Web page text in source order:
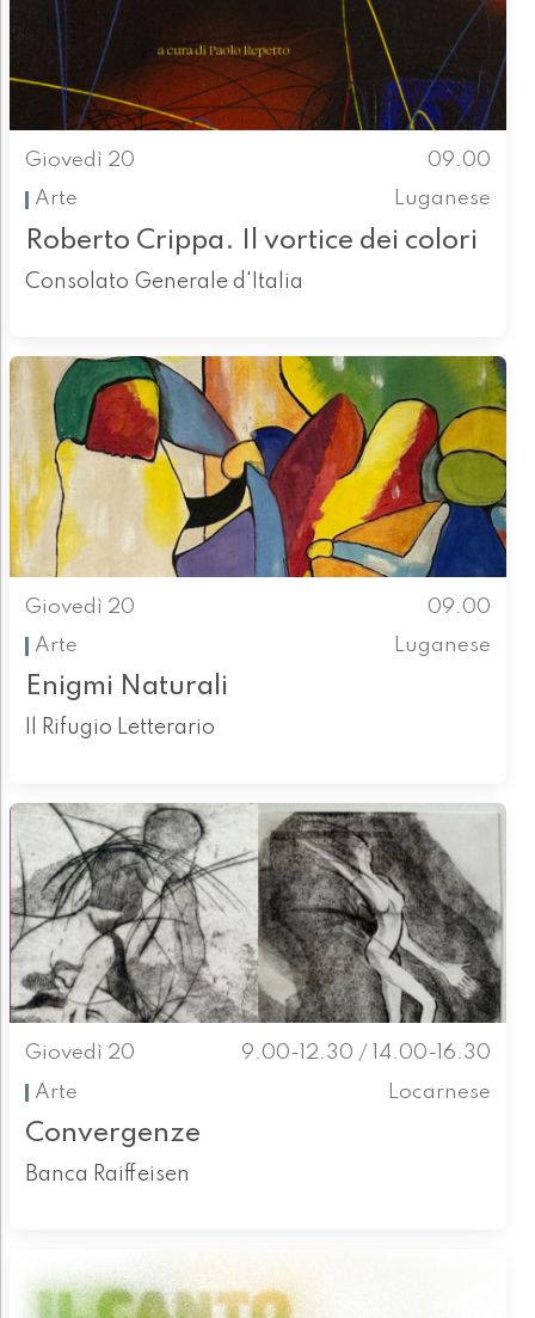
Giovedì 20
09.00
Arte
Luganese
Roberto Crippa. Il vortice dei colori
Consolato Generale d'Italia
Giovedì 20
09.00
Arte
Luganese
Enigmi Naturali
Il Rifugio Letterario
Giovedì 20
9.00-12.30 / 14.00-16.30
Arte
Locarnese
Convergenze
Banca Raiffeisen